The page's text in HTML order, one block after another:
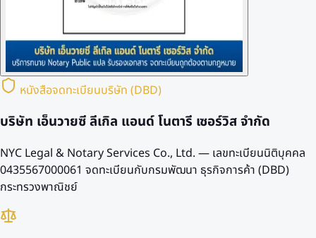
หนังสือจดทะเบียนบริษัท (DBD)
บริษัท เอ็นวายซี ลีเกิล แอนด์ โนตารี เซอร์วิส จำกัด
NYC Legal & Notary Services Co., Ltd. — เลขทะเบียนนิติบุคคล
0435567000061 จดทะเบียนกับกรมพัฒนา ธุรกิจการค้า (DBD)
กระทรวงพาณิชย์